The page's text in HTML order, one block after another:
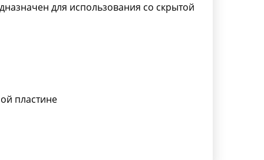
для использования со скрытой
пластине